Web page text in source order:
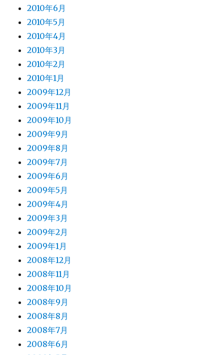
2010年6月
2010年5月
2010年4月
2010年3月
2010年2月
2010年1月
2009年12月
2009年11月
2009年10月
2009年9月
2009年8月
2009年7月
2009年6月
2009年5月
2009年4月
2009年3月
2009年2月
2009年1月
2008年12月
2008年11月
2008年10月
2008年9月
2008年8月
2008年7月
2008年6月